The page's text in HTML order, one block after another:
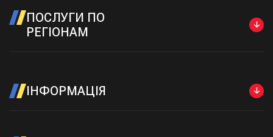
ПОСЛУГИ ПО
РЕГІОНАМ
ІНФОРМАЦІЯ